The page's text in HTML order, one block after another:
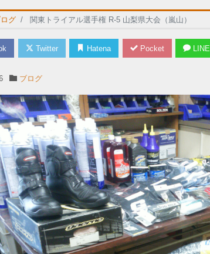
グ 関東トライアル選手権 R-5 山梨県大会（嵐山）
Twitter Hatena Pocket LINE
ブログ